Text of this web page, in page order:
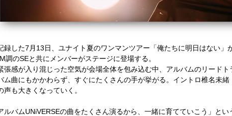
した7月13日、ユナイト夏のワンマンツアー「俺たちに明日はない」
調のSEと共にメンバーがステージに登場する。
張感が入り混じった空気が会場全体を包み込む中、アルバムのリード
ム曲にもかかわらず、すぐにたくさんの手が挙がる。イントロ椎名未
も大きくなっていく。
バムUNiVERSEの曲をたくさん演るから、一緒に育てていこう」と